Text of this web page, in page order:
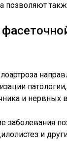
позволяют
и нервных
заболевания
и